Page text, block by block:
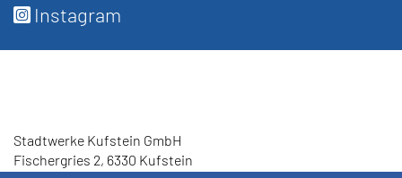
Instagram
Stadtwerke Kufstein GmbH
Fischergries 2, 6330 Kufstein